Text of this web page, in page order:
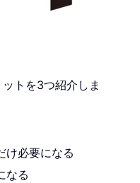
トを3つ紹介しま
け必要になる
なる